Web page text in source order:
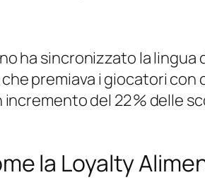
ha sincronizzato la lingua
premiava i giocatori
del 22 % delle
la Loyalty